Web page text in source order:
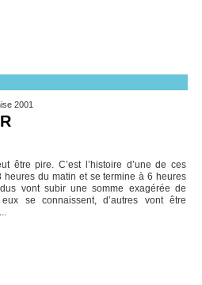
2001
être pire. C’est l’histoire d’une de ces
du matin et se termine à 6 heures
vont subir une somme exagérée de
se connaissent, d’autres vont être